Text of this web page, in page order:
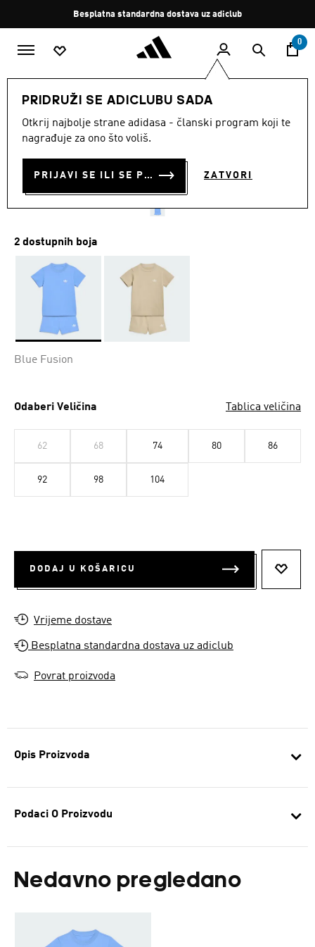
Zaustavi
rotaciju
Besplatna standardna dostava uz adiclub
0
PRIDRUŽI SE ADICLUBU SADA
Otkrij najbolje strane adidasa - članski program koji te
nagrađuje za ono što voliš.
PRIJAVI SE ILI SE PRIDRUŽI SADA ZATVORI
Opis Proizvoda
Podaci O Proizvodu
Nedavno pregledano
Odjeća
KOMPLET S MAJICOM
KRATKIH RUKAVA
2 dostupnih boja
Blue Fusion
Odaberi Veličina Tablica veličina
62 68 74 80 86
92 98 104
DODAJ U KOŠARICU
Vrijeme dostave
Besplatna standardna dostava uz adiclub
Povrat proizvoda